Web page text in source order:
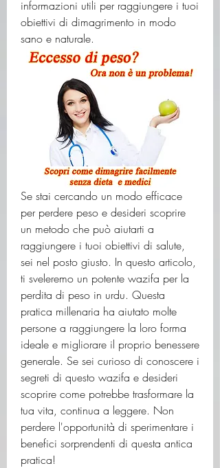
informazioni utili per raggiungere i tuoi
obiettivi di dimagrimento in modo
sano e naturale.
Se stai cercando un modo efficace
per perdere peso e desideri scoprire
un metodo che può aiutarti a
raggiungere i tuoi obiettivi di salute,
sei nel posto giusto. In questo articolo,
ti sveleremo un potente wazifa per la
perdita di peso in urdu. Questa
pratica millenaria ha aiutato molte
persone a raggiungere la loro forma
ideale e migliorare il proprio benessere
generale. Se sei curioso di conoscere i
segreti di questo wazifa e desideri
scoprire come potrebbe trasformare la
tua vita, continua a leggere. Non
perdere l'opportunità di sperimentare i
benefici sorprendenti di questa antica
pratica!